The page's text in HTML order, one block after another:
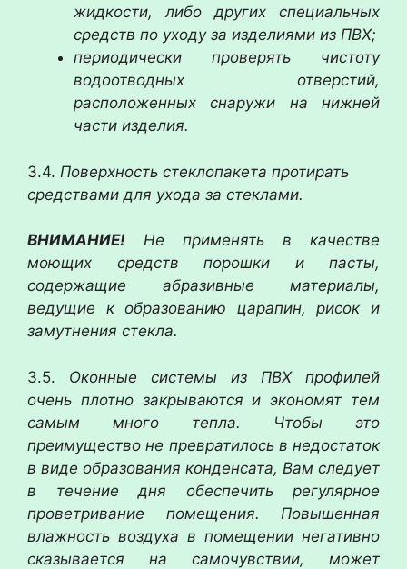
жидкости, либо других специальных
средств по уходу за изделиями из ПВХ;
периодически проверять чистоту
водоотводных отверстий,
расположенных снаружи на нижней
части изделия.
3.4. Поверхность стеклопакета протирать
средствами для ухода за стеклами.
ВНИМАНИЕ! Не применять в качестве
моющих средств порошки и пасты,
содержащие абразивные материалы,
ведущие к образованию царапин, рисок и
замутнения стекла.
3.5. Оконные системы из ПВХ профилей
очень плотно закрываются и экономят тем
самым много тепла. Чтобы это
преимущество не превратилось в недостаток
в виде образования конденсата, Вам следует
в течение дня обеспечить регулярное
проветривание помещения. Повышенная
влажность воздуха в помещении негативно
сказывается на самочувствии, может